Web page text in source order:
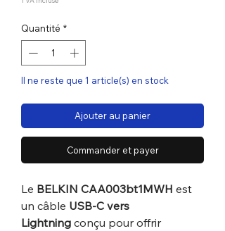
Quantité *
Il ne reste que 1 article(s) en stock
Ajouter au panier
Commander et payer
Le BELKIN CAA003bt1MWH est
un câble USB-C vers
Lightning conçu pour offrir